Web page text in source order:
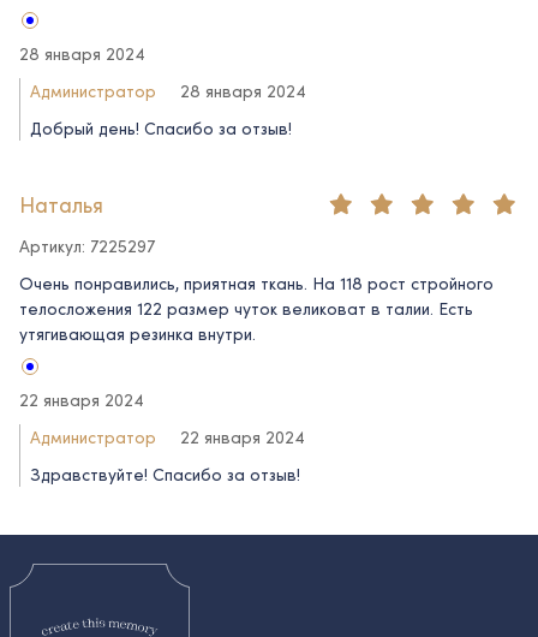
28 января 2024
Администратор
28 января 2024
Добрый день! Спасибо за отзыв!
Наталья
Артикул: 7225297
Очень понравились, приятная ткань. На 118 рост стройного
телосложения 122 размер чуток великоват в талии. Есть
утягивающая резинка внутри.
22 января 2024
Администратор
22 января 2024
Здравствуйте! Спасибо за отзыв!